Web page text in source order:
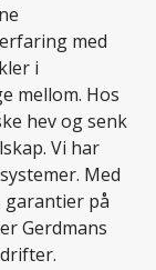
med
i
mellom. Hos
hev og senk
Vi har
Med
garantier på
Gerdmans